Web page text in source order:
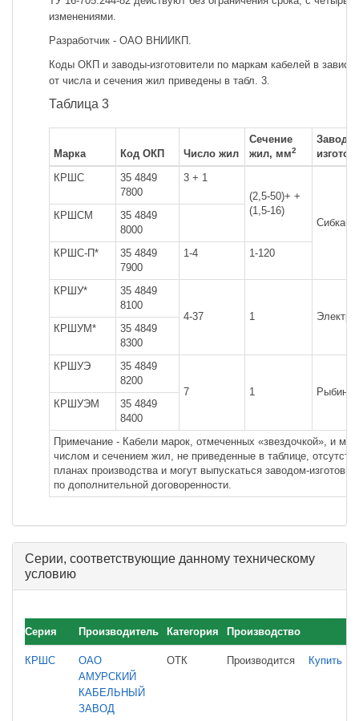
изменениями.
Разработчик - ОАО ВНИИКП.
Коды ОКП и заводы-изготовители по маркам кабелей в
от числа и сечения жил приведены в табл. 3.
Таблица 3
Марка Код ОКП Число жил
Сечение
жил, мм2
Завод-
КРШС
35 4849
7800
3 + 1
(2,5-50)+ +
(1,5-16)
КРШСМ
35 4849
8000
КРШС-П*
35 4849
7900
1-4 1-120
КРШУ*
35 4849
8100
4-37
1
КРШУМ*
35 4849
8300
КРШУЭ
35 4849
8200
7
1
КРШУЭМ
35 4849
8400
Примечание - Кабели марок, отмеченных «звездочкой», и
числом и сечением жил, не приведенные в таблице,
планах производства и могут выпускаться заводом-
по дополнительной договоренности.
Серии, соответствующие данному техническому
условию
Серия Производитель Категория Производство
КРШС
ОАО
АМУРСКИЙ
КАБЕЛЬНЫЙ
ЗАВОД
ОТК Производится Купить